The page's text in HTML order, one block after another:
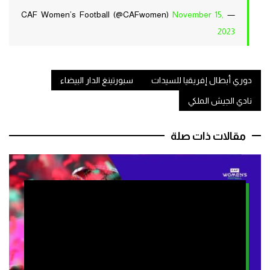
— CAF Women’s Football (@CAFwomen)
November 15,
2023
دوري أبطال إفريقيا للسيدات سبورتينغ الدار البيضاء
نادي الجيش الملكي
مقالات ذات صلة